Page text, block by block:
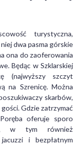
turystyczna,
dwa pasma górskie
ona do zaoferowania
Będąc w Szklarskiej
(najwyższy szczyt
na Szrenicę. Można
skarbów,
Gdzie zatrzymać
oferuje sporo
w tym również
i bezpłatnym